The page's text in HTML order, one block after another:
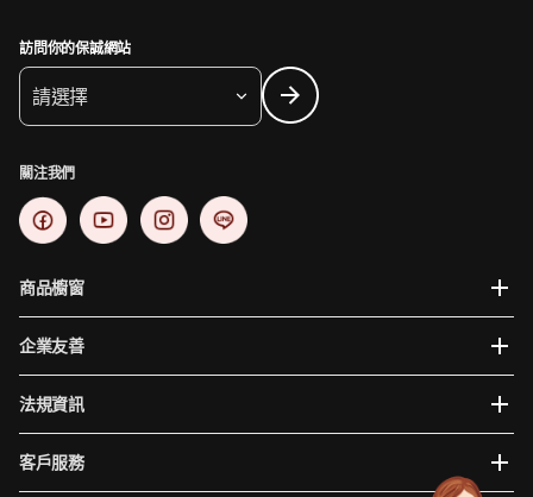
訪問你的保誠網站
請選擇
關注我們
商品櫥窗
企業友善
法規資訊
客戶服務